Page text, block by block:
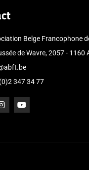
Belge Francophone
de Wavre, 2057 - 1160
347 34 77